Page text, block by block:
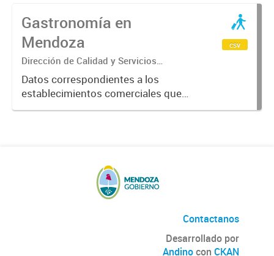
Gastronomía en
Mendoza
Dirección de Calidad y Servicios
Turísticos
Datos correspondientes a los
establecimientos comerciales que
provén servicios turísticos de
csv
Contactanos
Desarrollado por
Andinocon CKAN